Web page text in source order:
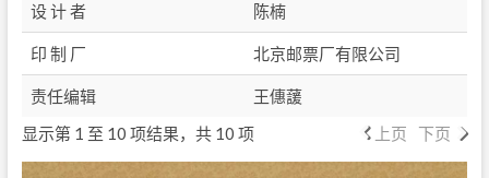
设 计 者 陈楠
印 制 厂 北京邮票厂有限公司
责任编辑
王僡蘐
显示第 1 至 10 项结果，共 10 项
上页 下页